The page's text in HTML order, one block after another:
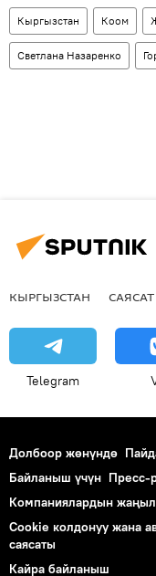
Кыргызстан Коом
Светлана Назаренко
КЫРГЫЗСТАН САЯСАТ
Telegram
Долбоор жөнүндө
Байланыш үчүн Пресс-
Компаниялардын
Cookie колдонуу жана
саясаты
Кайра байланыш